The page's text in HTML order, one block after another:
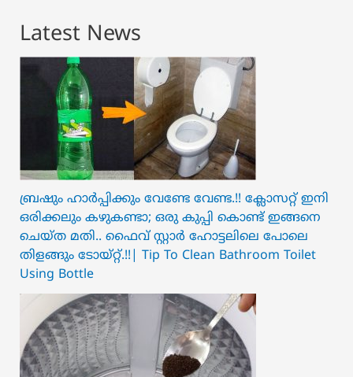
Latest News
ബ്രഷും ഹാർപ്പിക്കും വേണ്ടേ വേണ്ട.!! ക്ലോസറ്റ് ഇനി
ഒരിക്കലും കഴുകണ്ടാ; ഒരു കുപ്പി കൊണ്ട് ഇങ്ങനെ
ചെയ്ത മതി.. ഫൈവ് സ്റ്റാർ ഹോട്ടലിലെ പോലെ
തിളങ്ങും ടോയ്റ്റ്.!!| Tip To Clean Bathroom Toilet
Using Bottle